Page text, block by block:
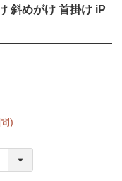
斜めがけ 首掛け iP
)